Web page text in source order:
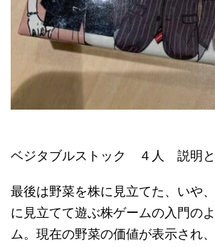
ベジタブルストック ４人 説明と
最後は野菜を株に見立てた、いや
に見立てて遊ぶ株ゲームの入門の
ム。現在の野菜の価値が表示され